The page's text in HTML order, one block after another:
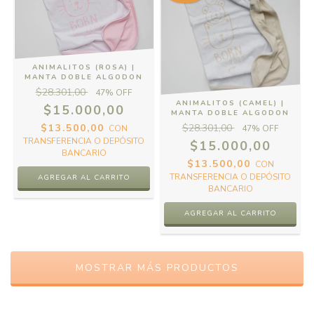
ANIMALITOS (ROSA) |
MANTA DOBLE ALGODON
$28.301,00 47% OFF
$15.000,00
$13.500,00 CON
TRANSFERENCIA O DEPÓSITO
BANCARIO
ANIMALITOS (CAMEL) |
MANTA DOBLE ALGODON
$28.301,00 47% OFF
$15.000,00
$13.500,00 CON
TRANSFERENCIA O DEPÓSITO
BANCARIO
MOSTRAR MÁS PRODUCTOS